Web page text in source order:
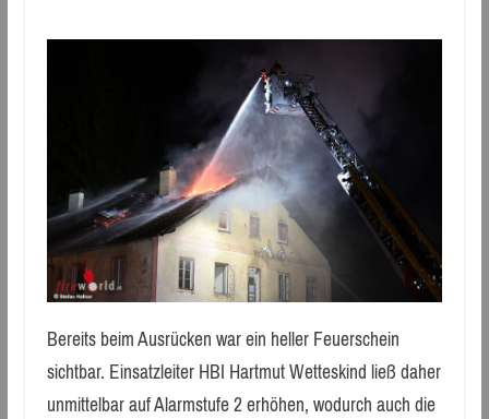
Bereits beim Ausrücken war ein heller Feuerschein
sichtbar. Einsatzleiter HBI Hartmut Wetteskind ließ daher
unmittelbar auf Alarmstufe 2 erhöhen, wodurch auch die